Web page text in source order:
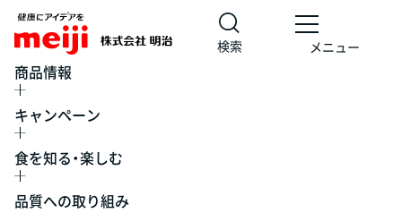
検索 メニュー
商品情報
キャンペーン
食を知る・楽しむ
品質への取り組み